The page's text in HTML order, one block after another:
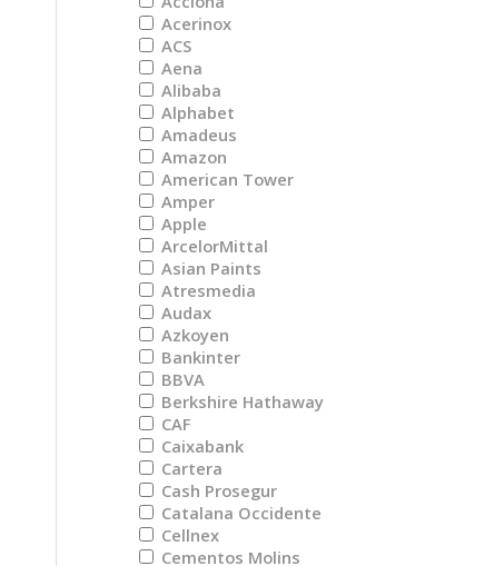
Acerinox
ACS
Aena
Alibaba
Alphabet
Amadeus
Amazon
American Tower
Amper
Apple
ArcelorMittal
Asian Paints
Atresmedia
Audax
Azkoyen
Bankinter
BBVA
Berkshire Hathaway
CAF
Caixabank
Cartera
Cash Prosegur
Catalana Occidente
Cellnex
Cementos Molins